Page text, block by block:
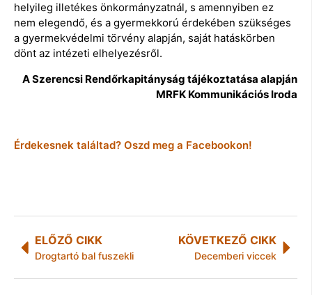
helyileg illetékes önkormányzatnál, s amennyiben ez
nem elegendő, és a gyermekkorú érdekében szükséges
a gyermekvédelmi törvény alapján, saját hatáskörben
dönt az intézeti elhelyezésről.
A Szerencsi Rendőrkapitányság tájékoztatása alapján
MRFK Kommunikációs Iroda
Érdekesnek találtad? Oszd meg a Facebookon!
ELŐZŐ CIKK
Drogtartó bal fuszekli
KÖVETKEZŐ CIKK
Decemberi viccek